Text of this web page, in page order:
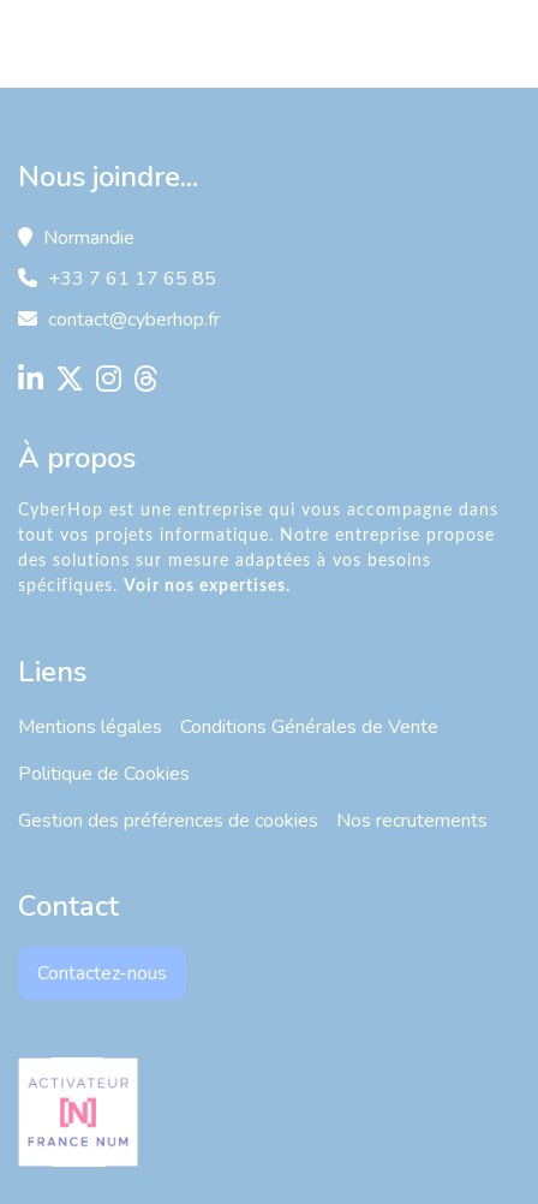
Nous joindre...
Normandie
+33 7 61 17 65 85
contact@cyberhop.fr
À propos
CyberHop est une entreprise qui vous accompagne dans
tout vos projets informatique. Notre entreprise propose
des solutions sur mesure adaptées à vos besoins
spécifiques. Voir nos expertises.
Liens
Mentions légales
Conditions Générales de Vente
Politique de Cookies
Gestion des préférences de cookies
Nos recrutements
Contact
Contactez-nous